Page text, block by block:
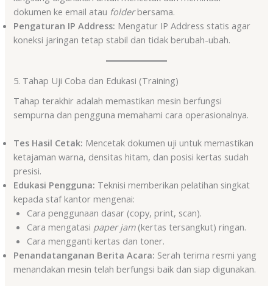
dokumen ke email atau folderbersama.
Pengaturan IP Address: Mengatur IP Address statis agar
koneksi jaringan tetap stabil dan tidak berubah-ubah.
5. Tahap Uji Coba dan Edukasi (Training)
Tahap terakhir adalah memastikan mesin berfungsi
sempurna dan pengguna memahami cara operasionalnya.
Tes Hasil Cetak: Mencetak dokumen uji untuk memastikan
ketajaman warna, densitas hitam, dan posisi kertas sudah
presisi.
Edukasi Pengguna: Teknisi memberikan pelatihan singkat
kepada staf kantor mengenai:
Cara penggunaan dasar (copy, print, scan).
Cara mengatasi paper jam(kertas tersangkut) ringan.
Cara mengganti kertas dan toner.
Penandatanganan Berita Acara: Serah terima resmi yang
menandakan mesin telah berfungsi baik dan siap digunakan.